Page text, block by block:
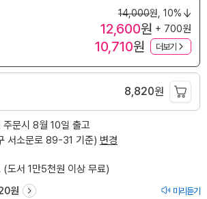
14,000원, 10%
12,600원 + 700원
10,710원 더보기
8,820원
주문시 8월 10일 출고
서소문로 89-31 기준) 변경
(도서 1만5천원 이상 무료)
원 미리듣기